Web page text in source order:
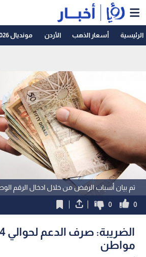
الرئيسية أسعار الذهب الأردن مونديال 2026
تم بيان أسباب الرفض من خلال ادخال الرقم
0
0
مواطن